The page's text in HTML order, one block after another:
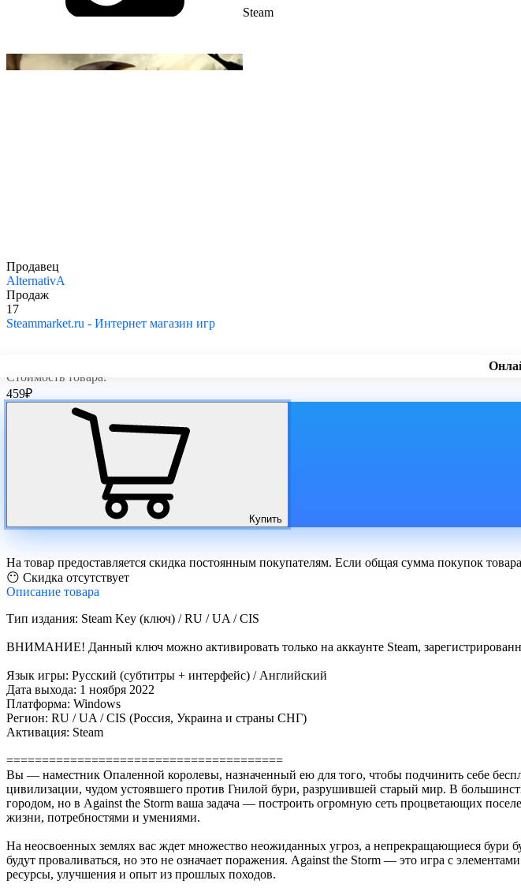
Steam
Продавец
AlternativA
Продаж
17
Steammarket.ru - Интернет магазин игр
Стоимость товара:
459₽
Купить
На товар предоставляется скидка постоянным покупателям. Если общая сумма покупок
😶 Скидка отсутствует
Описание товара
Тип издания: Steam Key (ключ) / RU / UA / CIS
ВНИМАНИЕ! Данный ключ можно активировать только на аккаунте Steam,
Язык игры: Русский (субтитры + интерфейс) / Английский
Дата выхода: 1 ноября 2022
Платформа: Windows
Регион: RU / UA / CIS (Россия, Украина и страны СНГ)
Активация: Steam
=======================================
Вы — наместник Опаленной королевы, назначенный ею для того, чтобы подчинить себе
цивилизации, чудом устоявшего против Гнилой бури, разрушившей старый мир. В
городом, но в Against the Storm ваша задача — построить огромную сеть процветающих
жизни, потребностями и умениями.
На неосвоенных землях вас ждет множество неожиданных угроз, а непрекращающиеся бури
будут проваливаться, но это не означает поражения. Against the Storm — это игра с
ресурсы, улучшения и опыт из прошлых походов.